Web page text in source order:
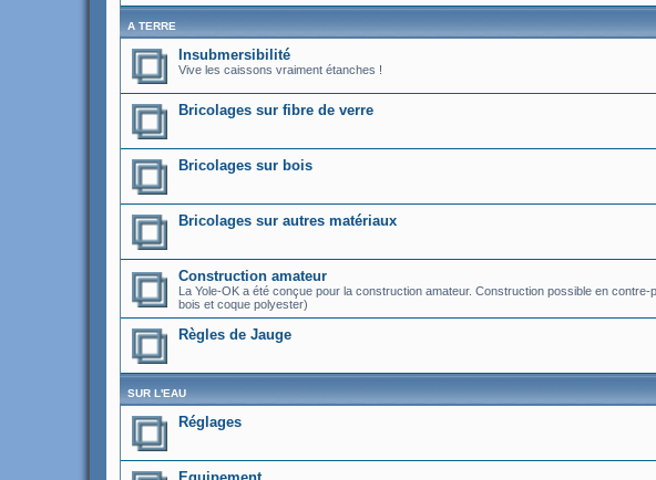
A TERRE
Insubmersibilité
Vive les caissons vraiment étanches !
Bricolages sur fibre de verre
Bricolages sur bois
Bricolages sur autres matériaux
Construction amateur
La Yole-OK a été conçue pour la construction amateur. Construction possible en
bois et coque polyester)
Règles de Jauge
SUR L'EAU
Réglages